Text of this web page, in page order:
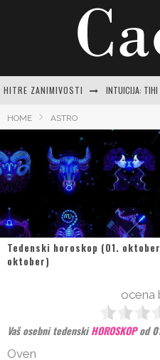
HITRE ZANIMIVOSTI
HOME ASTRO
Tedenski horoskop (01.
oktober)
ocena
Vaš osebni tedenskiHOROSKOPod
Oven